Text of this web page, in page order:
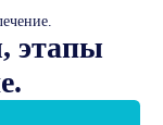
этапы